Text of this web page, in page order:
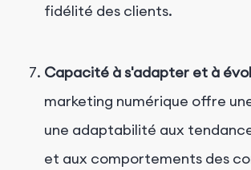
fidélité des clients.
Capacité à s'adapter et à
marketing numérique offre
une adaptabilité aux
et aux comportements des